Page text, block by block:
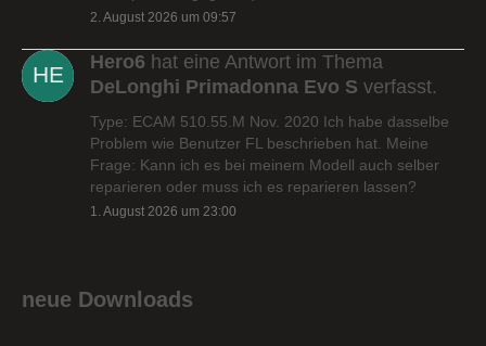
2. August 2026 um 09:57
Hero6 hat eine Antwort im Thema
DeLonghi Primadonna Evo S verfasst.
Type: ECAM 510.55.M Nov. 2020 Ich habe dasselbe
Problem wie Benutzer FL beschrieben hat. Meine
Frage: Kann ich es bei meinem Modell auch selber
reparieren oder muss ich es reparieren lassen?
1. August 2026 um 23:00
neue Downloads